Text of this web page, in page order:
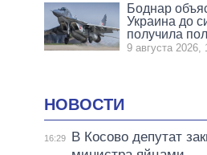
Боднар
Украина до
получила
9 августа 2026,
НОВОСТИ
16:29
В Косово депутат